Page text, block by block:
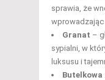
sprawia, że
wprowadzając
Granat –
sypialni, w
luksusu i
Butelkowa